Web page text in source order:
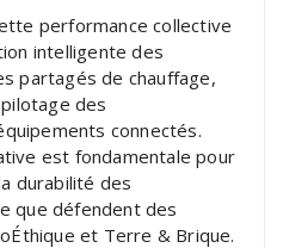
performance collective
intelligente des
partagés de chauffage,
des
connectés.
est fondamentale pour
durabilité des
que défendent des
et Terre & Brique.